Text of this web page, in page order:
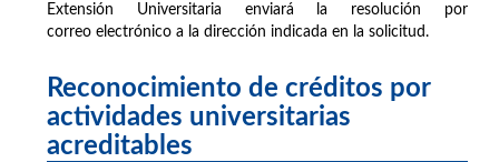
Extensión Universitaria enviará la resolución por
correo electrónico a la dirección indicada en la solicitud.
Reconocimiento de créditos por
actividades universitarias
acreditables